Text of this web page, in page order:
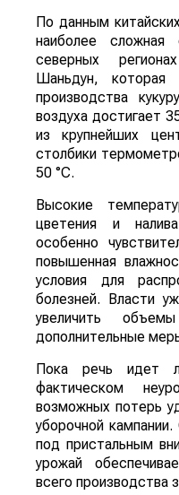
По данным
наиболее сложная
северных
Шаньдун, которая
производства
воздуха достигает
из крупнейших
столбики
50 °C.
Высокие
цветения и
особенно
повышенная
условия для
болезней. Власти
увеличить
дополнительные
Пока речь
фактическом
возможных потерь
уборочной
под пристальным
урожай
всего производства